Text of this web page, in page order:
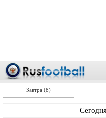
Завтра (8)